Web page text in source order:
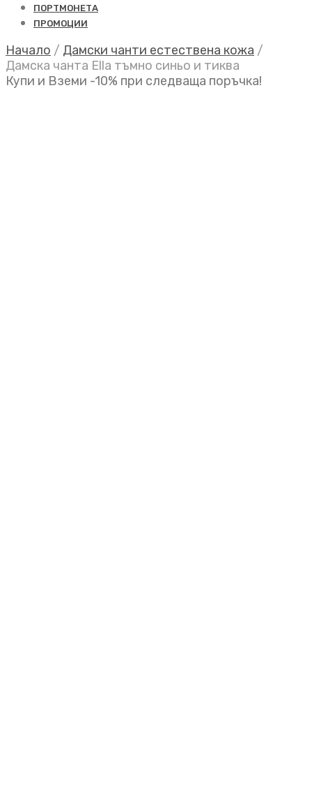
ПОРТМОНЕТА
ПРОМОЦИИ
Начало / Дамски чанти естествена кожа /
Дамска чанта Ella тъмно синьо и тиква
Купи и Вземи -10% при следваща поръчка!